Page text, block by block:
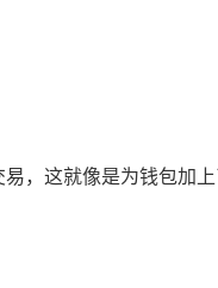
，这就像是为钱包加